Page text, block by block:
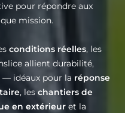
pour répondre aux
mission.
conditions réelles, les
allient durabilité,
idéaux pour la réponse
, leschantiers de
en extérieuret la